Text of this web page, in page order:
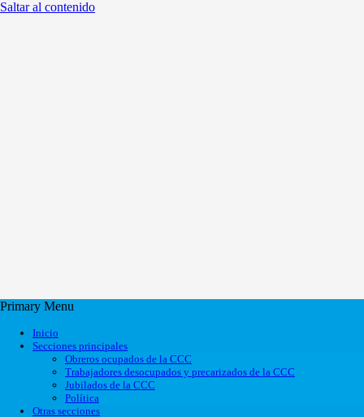
Saltar al contenido
Primary Menu
Inicio
Secciones principales
Obreros ocupados de la CCC
Trabajadores desocupados y precarizados de la CCC
Jubilados de la CCC
Política
Otras secciones